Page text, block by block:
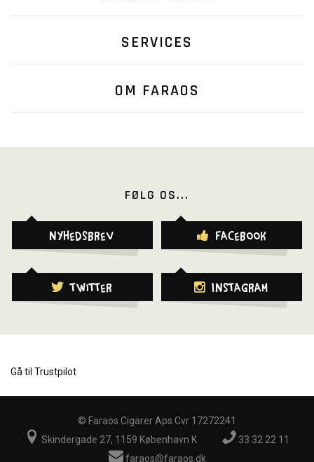
SERVICES
OM FARAOS
FØLG OS...
Nyhedsbrev Facebook
Twitter Instagram
Gå til Trustpilot
© Faraos Cigarer Aps Cvr 17272241
Skindergade 27, 1159 København K
33 32 22 11
faraos@faraos.dk